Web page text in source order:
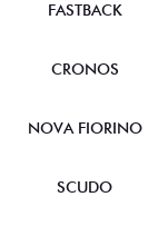
FASTBACK
CRONOS
NOVA FIORINO
SCUDO